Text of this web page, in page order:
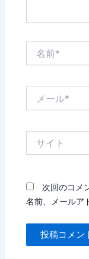
次回のコメ
名前、メールア